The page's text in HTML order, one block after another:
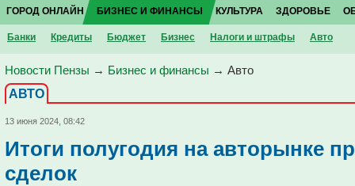
ГОРОД ОНЛАЙН БИЗНЕС И ФИНАНСЫ
Банки Кредиты Бюджет Бизнес Налоги и штрафы Авто
КУЛЬТУРА ЗДОРОВЬЕ
Новости Пензы → Бизнес и финансы → Авто
АВТО
13 июня 2024, 08:42
Итоги полугодия на авторынке
сделок